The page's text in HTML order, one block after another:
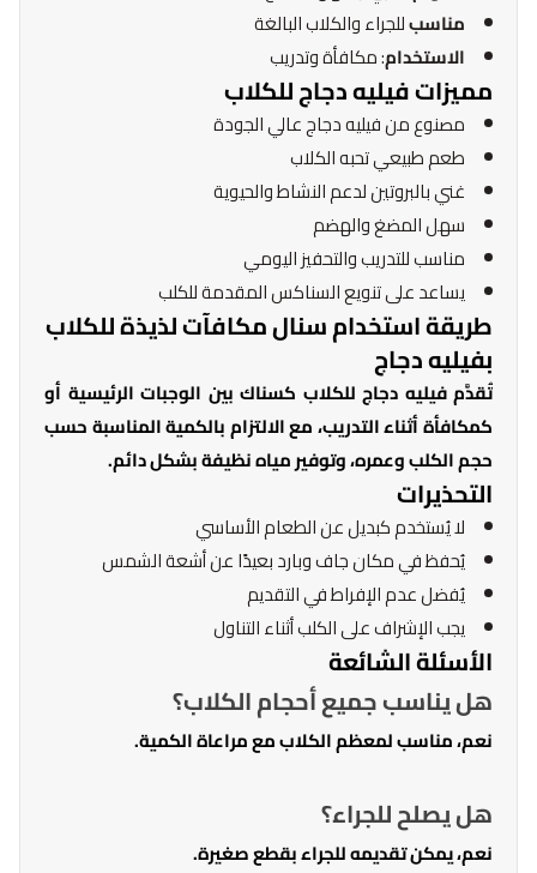
مناسبللجراء والكلاب البالغة
الاستخدام: مكافأة وتدريب
مميزات فيليه دجاج للكلاب
مصنوع من فيليه دجاج عالي الجودة
طعم طبيعي تحبه الكلاب
غني بالبروتين لدعم النشاط والحيوية
سهل المضغ والهضم
مناسب للتدريب والتحفيز اليومي
يساعد على تنويع السناكس المقدمة للكلب
طريقة استخدام سنال مكافآت لذيذة للكلاب
بفيليه دجاج
تُقدَّم فيليه دجاج للكلاب كسناك بين الوجبات الرئيسية أو
كمكافأة أثناء التدريب، مع الالتزام بالكمية المناسبة حسب
حجم الكلب وعمره، وتوفير مياه نظيفة بشكل دائم.
التحذيرات
لا يُستخدم كبديل عن الطعام الأساسي
يُحفظ في مكان جاف وبارد بعيدًا عن أشعة الشمس
يُفضل عدم الإفراط في التقديم
يجب الإشراف على الكلب أثناء التناول
الأسئلة الشائعة
هل يناسب جميع أحجام الكلاب؟
نعم، مناسب لمعظم الكلاب مع مراعاة الكمية.
هل يصلح للجراء؟
نعم، يمكن تقديمه للجراء بقطع صغيرة.